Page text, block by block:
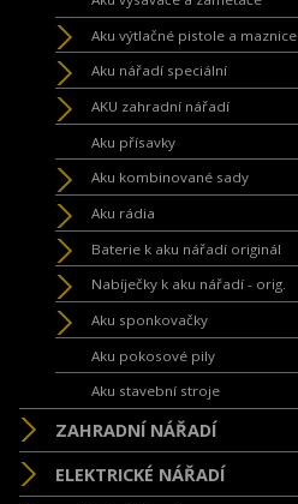
Aku výtlačné pistole a maznice
Aku nářadí speciální
AKU zahradní nářadí
Aku přísavky
Aku kombinované sady
Aku rádia
Baterie k aku nářadí originál
Nabíječky k aku nářadí - orig.
Aku sponkovačky
Aku pokosové pily
Aku stavební stroje
ZAHRADNÍ NÁŘADÍ
ELEKTRICKÉ NÁŘADÍ